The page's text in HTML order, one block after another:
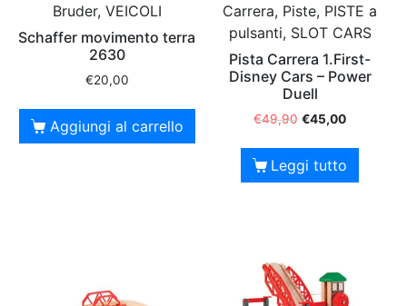
Bruder, VEICOLI
Schaffer movimento terra
2630
€20,00
Aggiungi al carrello
Carrera, Piste, PISTE a
pulsanti, SLOT CARS
Pista Carrera 1.First-
Disney Cars – Power
Duell
€49,90 €45,00
Leggi tutto